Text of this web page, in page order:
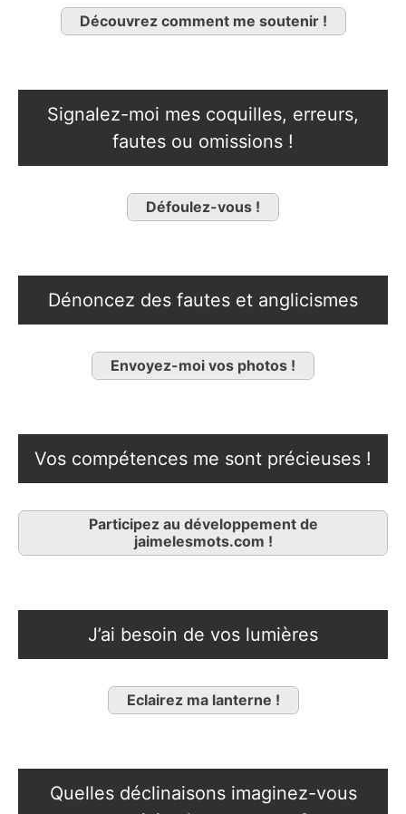
Découvrez comment me soutenir !
Signalez-moi mes coquilles, erreurs,
fautes ou omissions !
Défoulez-vous !
Dénoncez des fautes et anglicismes
Envoyez-moi vos photos !
Vos compétences me sont précieuses !
Participez au développement de
jaimelesmots.com !
J’ai besoin de vos lumières
Eclairez ma lanterne !
Quelles déclinaisons imaginez-vous